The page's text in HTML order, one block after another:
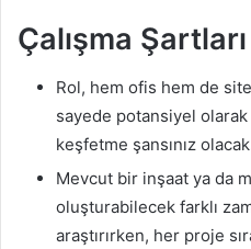
Çalışma
Rol, hem ofis hem de
sayede potansiyel
keşfetme şansınız
Mevcut bir inşaat ya da
oluşturabilecek farklı
araştırırken, her proje